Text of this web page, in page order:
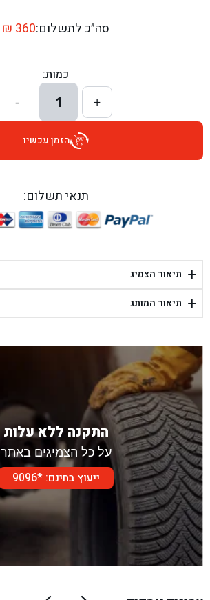
בן גל - דרך השבעה 20, אזור - אזור
בן גל - הרצל 6, גדרה - גדרה
בן גל - שדרות דוד בן גוריון 8, באר שבע - באר שבע
בן גל - היובלים 26, הוד השרון - הוד השרון
בן גל - יפת 88, תל אביב יפו - תל אביב
בן גל - דור אלון הר טוב - בית שמש
סה״כ לתשלום: ₪ 360
כמות:
+
1
-
הזמן עכשיו
תנאי תשלום:
+ תיאור הצמיג
+ תיאור המותג
התקנה ללא עלות
על כל הצמיגים באתר
ייעוץ בחינם: *9096